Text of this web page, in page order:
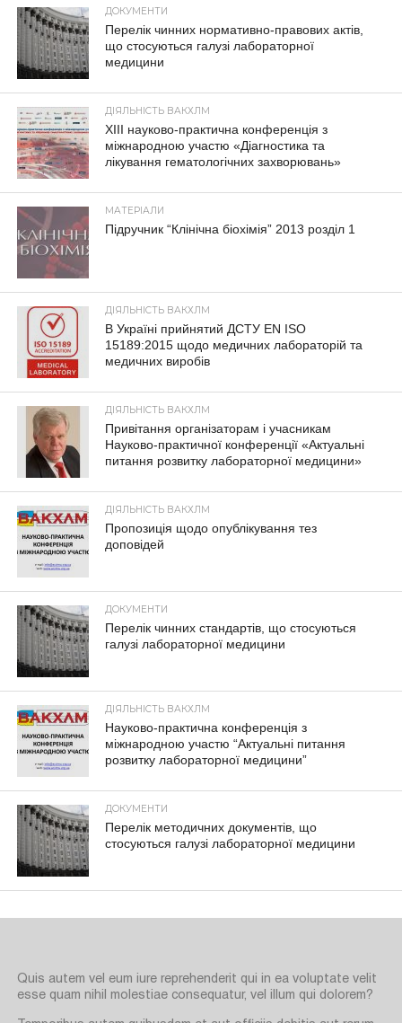
ДОКУМЕНТИ
Перелік чинних нормативно-правових актів,
що стосуються галузі лабораторної
медицини
ДІЯЛЬНІСТЬ ВАКХЛМ
XIII науково-практична конференція з
міжнародною участю «Діагностика та
лікування гематологічних захворювань»
МАТЕРІАЛИ
Підручник “Клінічна біохімія” 2013 розділ 1
ДІЯЛЬНІСТЬ ВАКХЛМ
В Україні прийнятий ДСТУ EN ISO
15189:2015 щодо медичних лабораторій та
медичних виробів
ДІЯЛЬНІСТЬ ВАКХЛМ
Привітання організаторам і учасникам
Науково-практичної конференції «Актуальні
питання розвитку лабораторної медицини»
ДІЯЛЬНІСТЬ ВАКХЛМ
Пропозиція щодо опублікування тез
доповідей
ДОКУМЕНТИ
Перелік чинних стандартів, що стосуються
галузі лабораторної медицини
ДІЯЛЬНІСТЬ ВАКХЛМ
Науково-практична конференція з
міжнародною участю “Актуальні питання
розвитку лабораторної медицини”
ДОКУМЕНТИ
Перелік методичних документів, що
стосуються галузі лабораторної медицини
Quis autem vel eum iure reprehenderit qui in ea voluptate velit
esse quam nihil molestiae consequatur, vel illum qui dolorem?